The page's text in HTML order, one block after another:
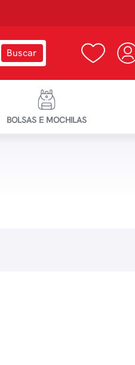
BOLSAS E MOCHILAS